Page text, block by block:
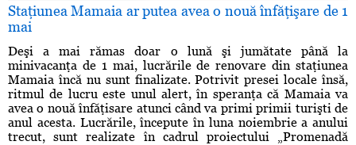
Staţiunea Mamaia ar putea avea o nouă înfăţişare de 1
mai
Deşi a mai rămas doar o lună şi jumătate până la
minivacanţa de 1 mai, lucrările de renovare din staţiunea
Mamaia încă nu sunt finalizate. Potrivit presei locale însă,
ritmul de lucru este unul alert, în speranţa că Mamaia va
avea o nouă înfăţisare atunci când va primi primii turişti de
anul acesta. Lucrările, începute în luna noiembrie a anului
trecut, sunt realizate în cadrul proiectului „Promenadă